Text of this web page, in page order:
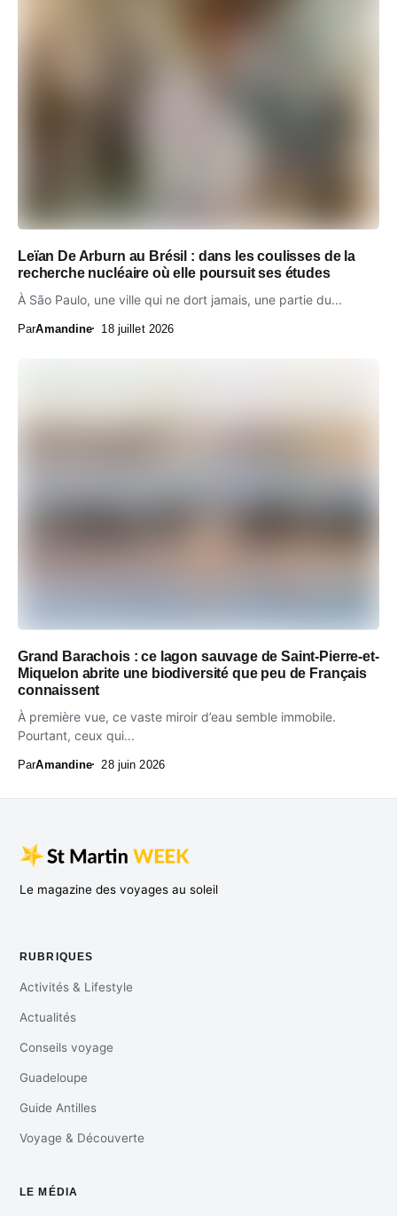
Leïan De Arburn au Brésil : dans les coulisses de la
recherche nucléaire où elle poursuit ses études
À São Paulo, une ville qui ne dort jamais, une partie du...
ParAmandine 18 juillet 2026
Grand Barachois : ce lagon sauvage de Saint-Pierre-et-
Miquelon abrite une biodiversité que peu de Français
connaissent
À première vue, ce vaste miroir d’eau semble immobile.
Pourtant, ceux qui...
ParAmandine 28 juin 2026
Le magazine des voyages au soleil
RUBRIQUES
Activités & Lifestyle
Actualités
Conseils voyage
Guadeloupe
Guide Antilles
Voyage & Découverte
LE MÉDIA